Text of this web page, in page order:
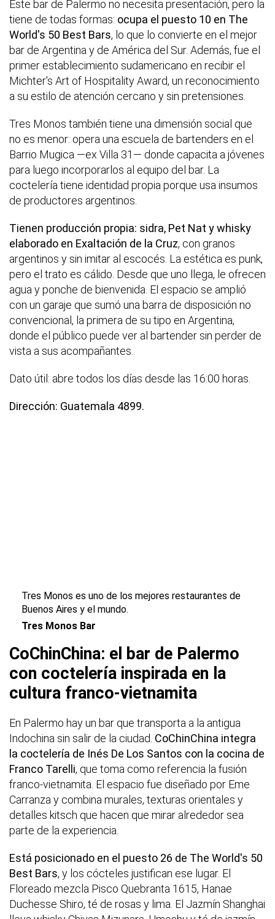
Este bar de Palermo no necesita presentación, pero la
tiene de todas formas: ocupa el puesto 10 en The
World's 50 Best Bars, lo que lo convierte en el mejor
bar de Argentina y de América del Sur. Además, fue el
primer establecimiento sudamericano en recibir el
Michter's Art of Hospitality Award, un reconocimiento
a su estilo de atención cercano y sin pretensiones.
Tres Monos también tiene una dimensión social que
no es menor: opera una escuela de bartenders en el
Barrio Mugica —ex Villa 31— donde capacita a jóvenes
para luego incorporarlos al equipo del bar. La
coctelería tiene identidad propia porque usa insumos
de productores argentinos.
Tienen producción propia: sidra, Pet Nat y whisky
elaborado en Exaltación de la Cruz, con granos
argentinos y sin imitar al escocés. La estética es punk,
pero el trato es cálido. Desde que uno llega, le ofrecen
agua y ponche de bienvenida. El espacio se amplió
con un garaje que sumó una barra de disposición no
convencional, la primera de su tipo en Argentina,
donde el público puede ver al bartender sin perder de
vista a sus acompañantes.
Dato útil: abre todos los días desde las 16:00 horas.
Dirección: Guatemala 4899.
Tres Monos es uno de los mejores restaurantes de
Buenos Aires y el mundo.
Tres Monos Bar
CoChinChina: el bar de Palermo
con coctelería inspirada en la
cultura franco-vietnamita
En Palermo hay un bar que transporta a la antigua
Indochina sin salir de la ciudad. CoChinChina integra
la coctelería de Inés De Los Santos con la cocina de
Franco Tarelli, que toma como referencia la fusión
franco-vietnamita. El espacio fue diseñado por Eme
Carranza y combina murales, texturas orientales y
detalles kitsch que hacen que mirar alrededor sea
parte de la experiencia.
Está posicionado en el puesto 26 de The World's 50
Best Bars, y los cócteles justifican ese lugar. El
Floreado mezcla Pisco Quebranta 1615, Hanae
Duchesse Shiro, té de rosas y lima. El Jazmín Shanghai